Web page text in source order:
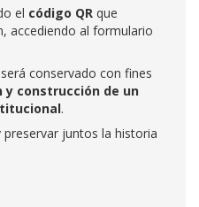
el código QR que
accediendo al formulario
conservado con fines
construcción de un
.
preservar juntos la historia